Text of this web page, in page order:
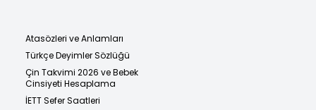
Atasözleri ve Anlamları
Türkçe Deyimler Sözlüğü
Çin Takvimi 2026 ve Bebek
Cinsiyeti Hesaplama
İETT Sefer Saatleri